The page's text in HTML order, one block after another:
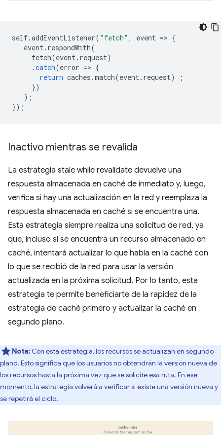
self.addEventListener( "fetch" , event => {
event . respondWith(
fetch(event . request)
.catch(error => {
return caches .match(event . request)
;
})
);
});
Inactivo mientras se revalida
La estrategia stale while revalidate devuelve una
respuesta almacenada en caché de inmediato y, luego,
verifica si hay una actualización en la red y reemplaza la
respuesta almacenada en caché si se encuentra una.
Esta estrategia siempre realiza una solicitud de red, ya
que, incluso si se encuentra un recurso almacenado en
caché, intentará actualizar lo que había en la caché con
lo que se recibió de la red para usar la versión
actualizada en la próxima solicitud. Por lo tanto, esta
estrategia te permite beneficiarte de la rapidez de la
estrategia de caché primero y actualizar la caché en
segundo plano.
Nota: Con esta estrategia, los recursos se actualizan en segundo
plano. Esto significa que los usuarios no obtendrán la versión nueva de
los recursos hasta la próxima vez que se solicite esa ruta. En ese
momento, la estrategia volverá a verificar si existe una versión nueva y
se repetirá el ciclo.